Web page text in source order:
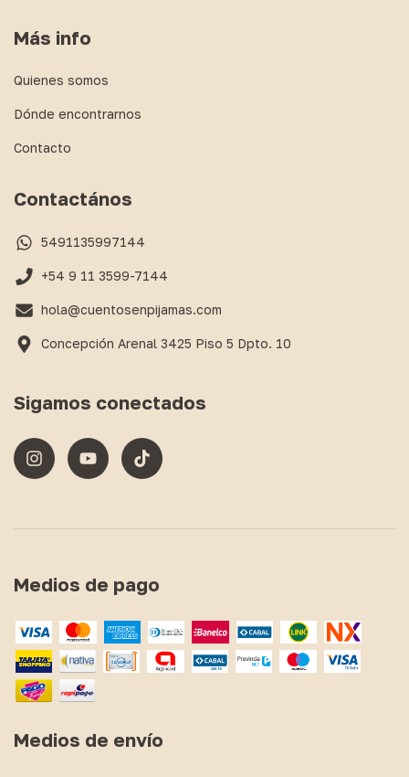
Más info
Quienes somos
Dónde encontrarnos
Contacto
Contactános
5491135997144
+54 9 11 3599-7144
hola@cuentosenpijamas.com
Concepción Arenal 3425 Piso 5 Dpto. 10
Sigamos conectados
Medios de pago
Medios de envío